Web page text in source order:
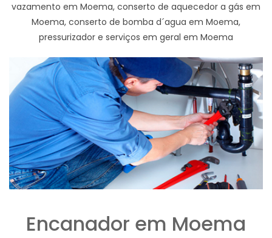
vazamento em Moema, conserto de aquecedor a gás em
Moema, conserto de bomba d´agua em Moema,
pressurizador e serviços em geral em Moema
Encanador em Moema